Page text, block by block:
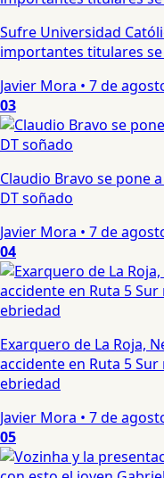
Sufre Universidad
importantes titulares
Javier Mora • 7 de
03
Claudio Bravo se pone
DT soñado
Javier Mora • 7 de
04
Exarquero de La Roja,
accidente en Ruta 5
ebriedad
Javier Mora • 7 de
05